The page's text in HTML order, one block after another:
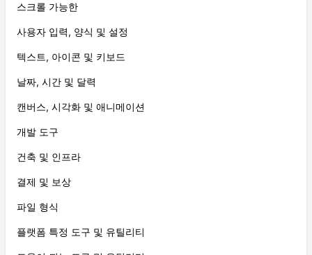
스크롤 가능한
사용자 입력, 양식 및 설정
텍스트, 아이콘 및 키보드
날짜, 시간 및 달력
캔버스, 시각화 및 애니메이션
개발 도구
건축 및 인프라
결제 및 보상
파일 형식
플랫폼 특정 도구 및 유틸리티